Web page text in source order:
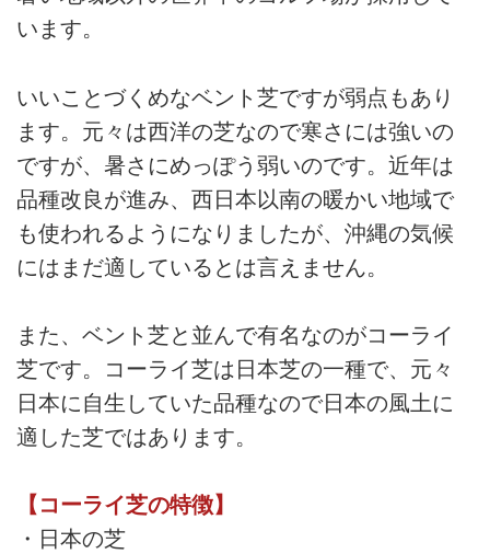
います。
いいことづくめなベント芝ですが弱点もあり
ます。元々は西洋の芝なので寒さには強いの
ですが、暑さにめっぽう弱いのです。近年は
品種改良が進み、西日本以南の暖かい地域で
も使われるようになりましたが、沖縄の気候
にはまだ適しているとは言えません。
また、ベント芝と並んで有名なのがコーライ
芝です。コーライ芝は日本芝の一種で、元々
日本に自生していた品種なので日本の風土に
適した芝ではあります。
【コーライ芝の特徴】
・日本の芝